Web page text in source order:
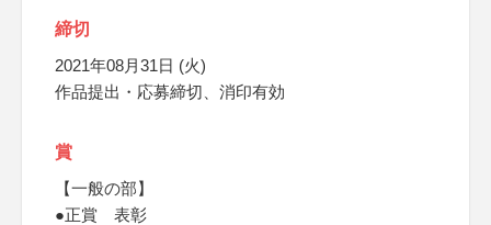
締切
2021年08月31日 (火)
作品提出・応募締切、消印有効
賞
【一般の部】
●正賞 表彰